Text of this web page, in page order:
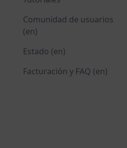
Comunidad de usuarios
(en)
Estado (en)
Facturación y FAQ (en)